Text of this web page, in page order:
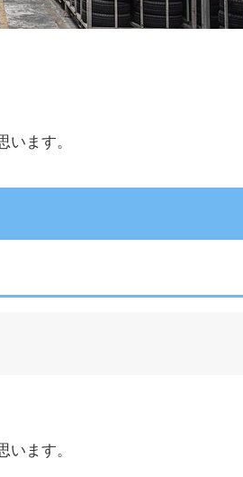
います。
います。